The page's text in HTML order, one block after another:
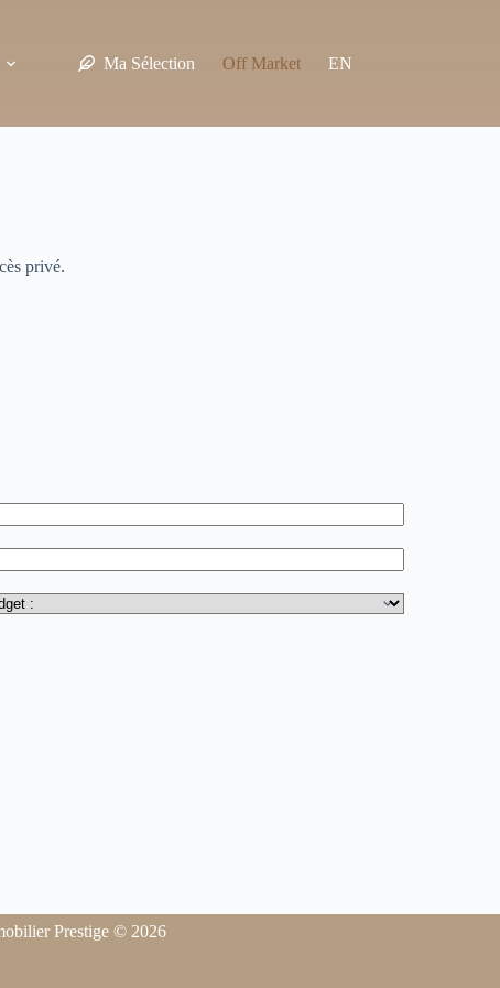
Ma Sélection Off Market EN
privé.
Prestige © 2026